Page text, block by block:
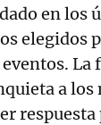
en los
elegidos
La
a los
respuesta